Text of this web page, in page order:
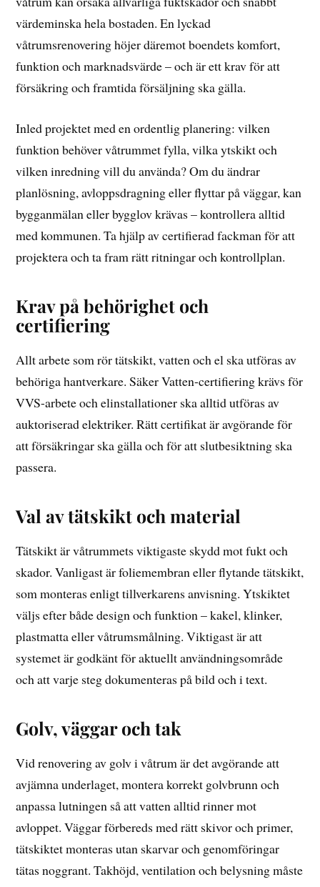
värdeminska hela bostaden. En lyckad
våtrumsrenovering höjer däremot boendets komfort,
funktion och marknadsvärde – och är ett krav för att
försäkring och framtida försäljning ska gälla.
Inled projektet med en ordentlig planering: vilken
funktion behöver våtrummet fylla, vilka ytskikt och
vilken inredning vill du använda? Om du ändrar
planlösning, avloppsdragning eller flyttar på väggar, kan
bygganmälan eller bygglov krävas – kontrollera alltid
med kommunen. Ta hjälp av certifierad fackman för att
projektera och ta fram rätt ritningar och kontrollplan.
Krav på behörighet och
certifiering
Allt arbete som rör tätskikt, vatten och el ska utföras av
behöriga hantverkare. Säker Vatten-certifiering krävs för
VVS-arbete och elinstallationer ska alltid utföras av
auktoriserad elektriker. Rätt certifikat är avgörande för
att försäkringar ska gälla och för att slutbesiktning ska
passera.
Val av tätskikt och material
Tätskikt är våtrummets viktigaste skydd mot fukt och
skador. Vanligast är foliemembran eller flytande tätskikt,
som monteras enligt tillverkarens anvisning. Ytskiktet
väljs efter både design och funktion – kakel, klinker,
plastmatta eller våtrumsmålning. Viktigast är att
systemet är godkänt för aktuellt användningsområde
och att varje steg dokumenteras på bild och i text.
Golv, väggar och tak
Vid renovering av golv i våtrum är det avgörande att
avjämna underlaget, montera korrekt golvbrunn och
anpassa lutningen så att vatten alltid rinner mot
avloppet. Väggar förbereds med rätt skivor och primer,
tätskiktet monteras utan skarvar och genomföringar
tätas noggrant. Takhöjd, ventilation och belysning måste